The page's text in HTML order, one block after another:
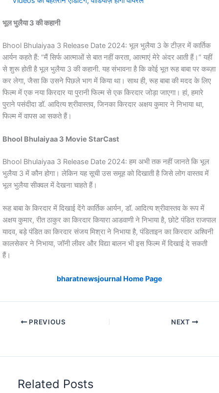
भूल भुलैया 3 की कहानी
Bhool Bhulaiyaa 3 Release Date 2024: भूल भुलैया 3 के टीज़र में कार्तिक
आर्यन कहते हैं: “मैं सिर्फ आत्माओं से बात नहीं करता, आत्माएं मेरे अंदर आती हैं।“ यहीं
से शुरू होती है भूल भुलैया 3 की कहानी. यह संभावना है कि कोई भूत रूह बाबा पर कब्ज़ा
कर लेगा, जैसा कि उसने पिछले भाग में किया था। साथ ही, रूह बाबा की मदद के लिए
फिल्म में एक नया किरदार या पुरानी फिल्म से एक किरदार जोड़ा जाएगा। हां, हमारे
पुराने पसंदीदा डॉ. आदित्य श्रीवास्तव, जिनका किरदार अक्षय कुमार ने निभाया था,
फिल्म में वापस आ सकते हैं।
Bhool Bhulaiyaa 3 Movie StarCast
Bhool Bhulaiyaa 3 Release Date 2024: हम अभी तक नहीं जानते कि भूल
भुलैया 3 में कौन होगा। लेकिन यह सूची उस समूह को दिखाती है जिसे लोग वास्तव में
भूल भुलैया सीक्वल में देखना चाहते हैं।
रूह बाबा के किरदार में दिखाई देंगे कार्तिक आर्यन, डॉ. आदित्य श्रीवास्तव के रूप में
अक्षय कुमार, रीत ठाकुर का किरदार कियारा आडवाणी ने निभाया है, छोटे पंडित राजपाल
यादव, बड़े पंडित का किरदार संजय मिश्रा ने निभाया है, पंडिताइन का किरदार अश्विनी
कालसेकर ने निभाया, जॉनी लीवर और विद्या बालन भी इस फिल्म में दिखाई दे सकती
हैं।
bharatnewsjournal Home Page
PREVIOUS NEXT
Related Posts